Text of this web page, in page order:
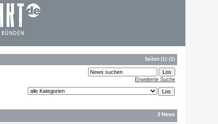
Seiten(1):(1)
Erweiterte Suche
3 News